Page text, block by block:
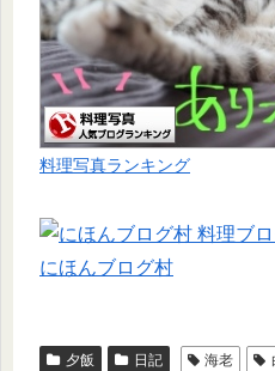
料理写真ランキング
にほんブログ村
夕飯 日記 海老